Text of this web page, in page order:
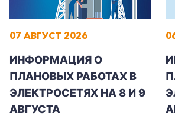
+7-800-700-24-57
Заказать обратный звонок
Частным клиентам
Корпоративным клиентам
07 АВГУСТ 2026
ИНФОРМАЦИЯ О
ПЛАНОВЫХ РАБОТАХ В
ЭЛЕКТРОСЕТЯХ НА 8 И 9
АВГУСТА